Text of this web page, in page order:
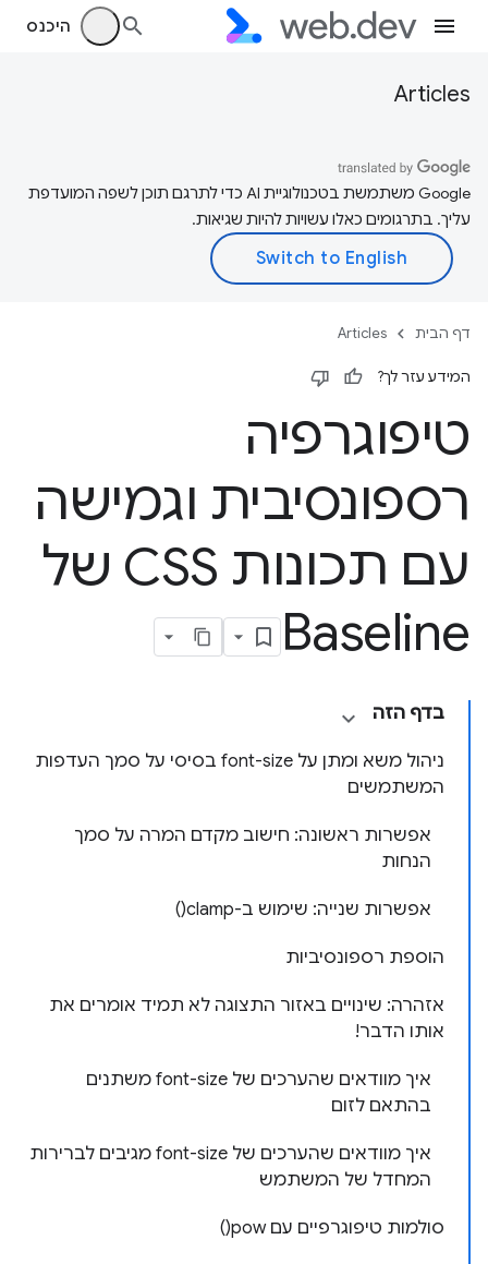
היכנס
Articles
‫Google משתמשת בטכנולוגיית AI כדי לתרגם תוכן לשפה המועדפת
עליך. בתרגומים כאלו עשויות להיות שגיאות.
דף הבית Articles
המידע עזר לך?
טיפוגרפיה
רספונסיבית וגמישה
עם תכונות CSS של
Baseline
בדף הזה
ניהול משא ומתן על font-size בסיסי על סמך העדפות
המשתמשים
אפשרות ראשונה: חישוב מקדם המרה על סמך
הנחות
אפשרות שנייה: שימוש ב-clamp()
הוספת רספונסיביות
אזהרה: שינויים באזור התצוגה לא תמיד אומרים את
אותו הדבר!
איך מוודאים שהערכים של font-size משתנים
בהתאם לזום
איך מוודאים שהערכים של font-size מגיבים לברירות
המחדל של המשתמש
סולמות טיפוגרפיים עם pow()